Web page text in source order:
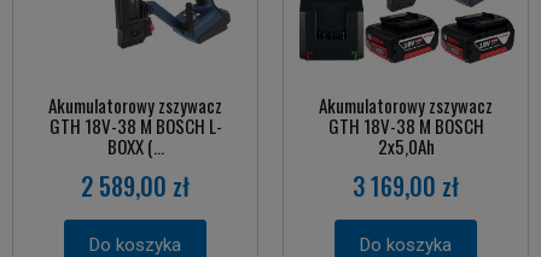
Akumulatorowy zszywacz
GTH 18V-38 M BOSCH L-
BOXX (...
2 589,00 zł
Do koszyka
Akumulatorowy zszywacz
GTH 18V-38 M BOSCH
2x5,0Ah
3 169,00 zł
Do koszyka